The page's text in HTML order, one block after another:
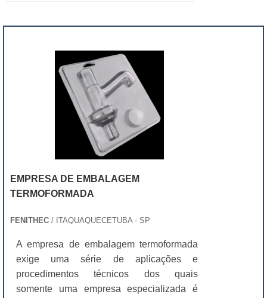
EMPRESA DE EMBALAGEM
TERMOFORMADA
FENITHEC / ITAQUAQUECETUBA - SP
A empresa de embalagem termoformada
exige uma série de aplicações e
procedimentos técnicos dos quais
somente uma empresa especializada é